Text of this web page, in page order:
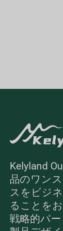
Kelyland
品のワン
スをビジ
ることを
戦略的パー